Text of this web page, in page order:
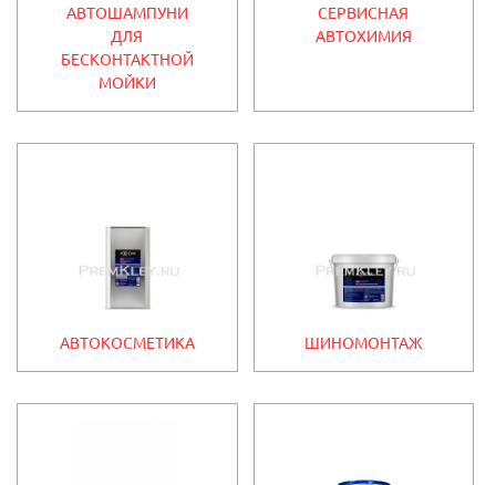
АВТОШАМПУНИ
ДЛЯ
БЕСКОНТАКТНОЙ
МОЙКИ
СЕРВИСНАЯ
АВТОХИМИЯ
АВТОКОСМЕТИКА ШИНОМОНТАЖ